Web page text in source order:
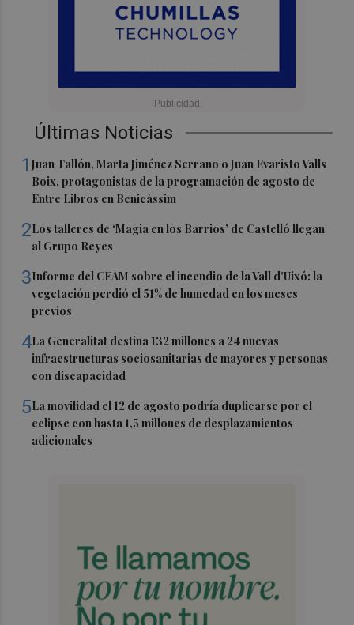
Últimas Noticias
1Juan Tallón, Marta Jiménez Serrano o Juan Evaristo Valls
Boix, protagonistas de la programación de agosto de
Entre Libros en Benicàssim
2Los talleres de ‘Magia en los Barrios’ de Castelló llegan
al Grupo Reyes
3Informe del CEAM sobre el incendio de la Vall d'Uixó: la
vegetación perdió el 51% de humedad en los meses
previos
4La Generalitat destina 132 millones a 24 nuevas
infraestructuras sociosanitarias de mayores y personas
con discapacidad
5La movilidad el 12 de agosto podría duplicarse por el
eclipse con hasta 1,5 millones de desplazamientos
adicionales